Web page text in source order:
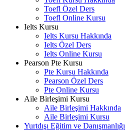
Toefl Özel Ders
Toefl Online Kursu
Ielts Kursu
Ielts Kursu Hakkında
Ielts Özel Ders
Ielts Online Kursu
Pearson Pte Kursu
Pte Kursu Hakkında
Pearson Özel Ders
Pte Online Kursu
Aile Birleşimi Kursu
Aile Birleşimi Hakkında
Aile Birleşimi Kursu
Yurtdışı Eğitim ve Danışmanlığı